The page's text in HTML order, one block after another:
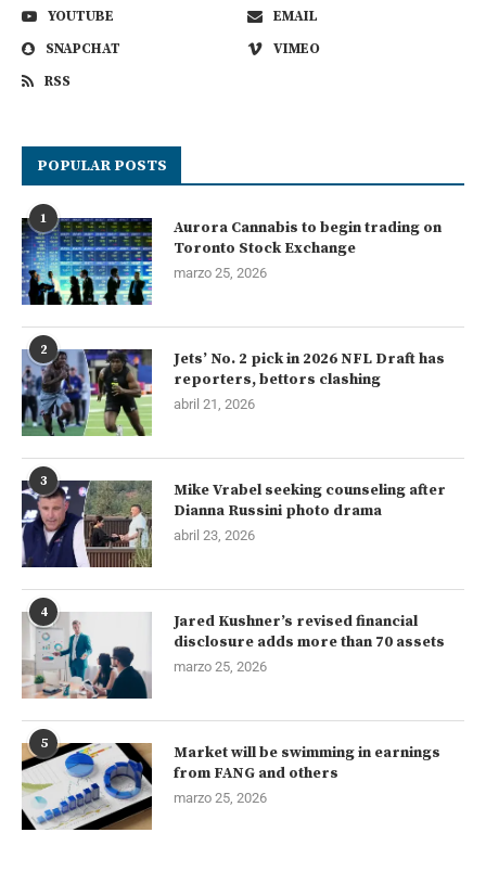
YOUTUBE
EMAIL
SNAPCHAT
VIMEO
RSS
POPULAR POSTS
1
Aurora Cannabis to begin trading on
Toronto Stock Exchange
marzo 25, 2026
2
Jets’ No. 2 pick in 2026 NFL Draft has
reporters, bettors clashing
abril 21, 2026
3
Mike Vrabel seeking counseling after
Dianna Russini photo drama
abril 23, 2026
4
Jared Kushner’s revised financial
disclosure adds more than 70 assets
marzo 25, 2026
5
Market will be swimming in earnings
from FANG and others
marzo 25, 2026